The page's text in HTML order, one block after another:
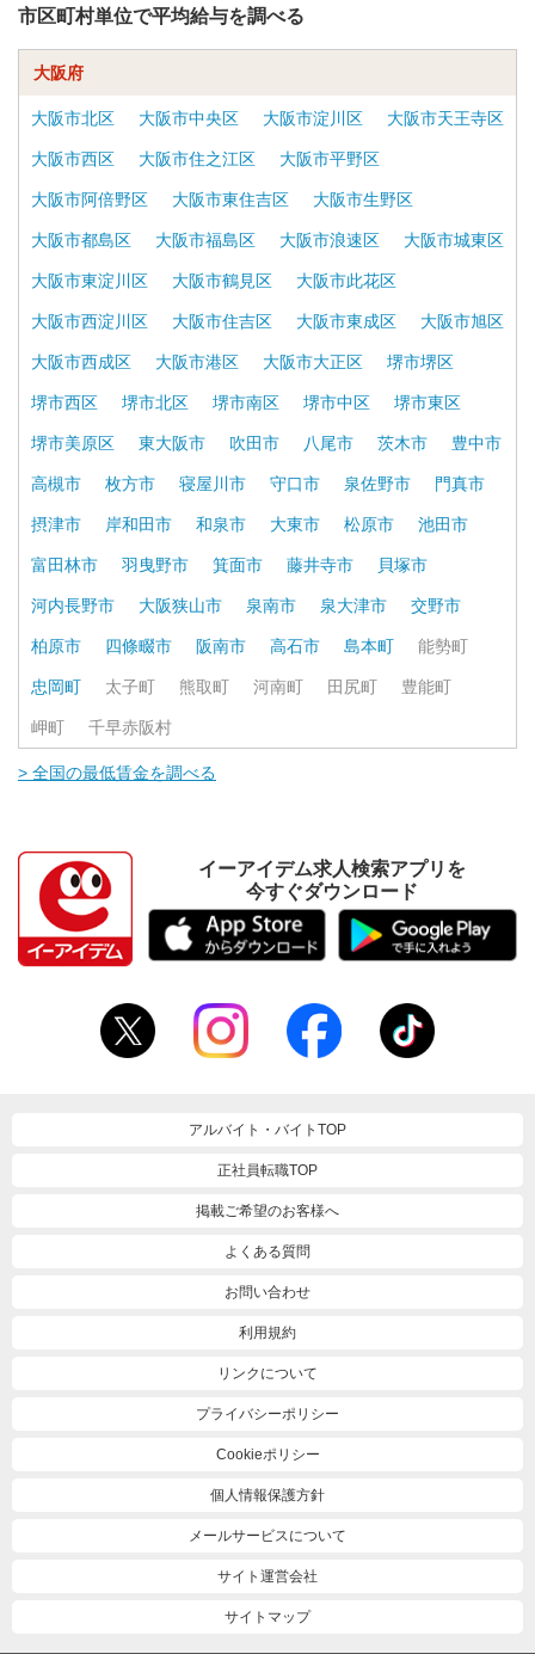
市区町村単位で平均給与を調べる
大阪府
大阪市北区 大阪市中央区 大阪市淀川区 大阪市天王寺区
大阪市西区 大阪市住之江区 大阪市平野区
大阪市阿倍野区 大阪市東住吉区 大阪市生野区
大阪市都島区 大阪市福島区 大阪市浪速区 大阪市城東区
大阪市東淀川区 大阪市鶴見区 大阪市此花区
大阪市西淀川区 大阪市住吉区 大阪市東成区 大阪市旭区
大阪市西成区 大阪市港区 大阪市大正区 堺市堺区
堺市西区 堺市北区 堺市南区 堺市中区 堺市東区
堺市美原区 東大阪市 吹田市 八尾市 茨木市 豊中市
高槻市 枚方市 寝屋川市 守口市 泉佐野市 門真市
摂津市 岸和田市 和泉市 大東市 松原市 池田市
富田林市 羽曳野市 箕面市 藤井寺市 貝塚市
河内長野市 大阪狭山市 泉南市 泉大津市 交野市
柏原市 四條畷市 阪南市 高石市 島本町 能勢町
忠岡町 太子町 熊取町 河南町 田尻町 豊能町
岬町 千早赤阪村
> 全国の最低賃金を調べる
イーアイデム求人検索アプリを
今すぐダウンロード
アルバイト・バイトTOP
正社員転職TOP
掲載ご希望のお客様へ
よくある質問
お問い合わせ
利用規約
リンクについて
プライバシーポリシー
Cookieポリシー
個人情報保護方針
メールサービスについて
サイト運営会社
サイトマップ